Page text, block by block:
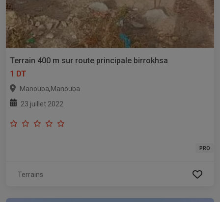
Terrain 400 m sur route principale birrokhsa
1 DT
Manouba,Manouba
23 juillet 2022
PRO
Terrains